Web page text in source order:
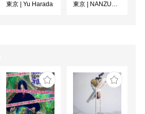
東京
Yu Harada
東京
NANZUKA UNDERGROUND